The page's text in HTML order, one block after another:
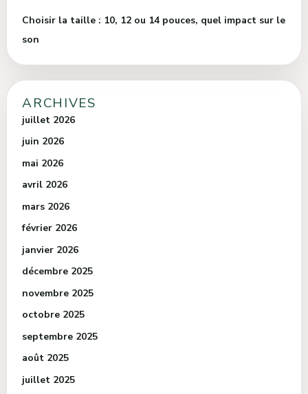
Choisir la taille : 10, 12 ou 14 pouces, quel impact sur le
son
ARCHIVES
juillet 2026
juin 2026
mai 2026
avril 2026
mars 2026
février 2026
janvier 2026
décembre 2025
novembre 2025
octobre 2025
septembre 2025
août 2025
juillet 2025